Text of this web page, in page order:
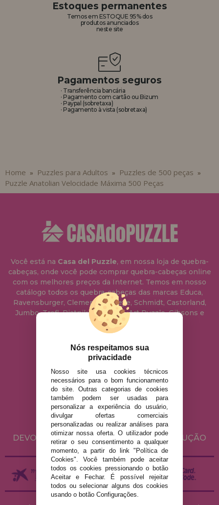
Estoques permanentes
Temos em ESTOQUE 95% dos
produtos anunciados
neste site
Pagamentos seguros
· Transferência bancária
· Pagamento com cartão ou Bizum
· Paypal (sobretaxa)
· Pagamento à vista (sobretaxa)
Home » Puzzles para Adultos » Puzzles de 500 peças »
Puzzle Anatolian Velocidade Máxima 500 Peças
Você está na Casa del Puzzle, em nossa loja de quebra-
cabeças, onde você pode comprar quebra-cabeças online
com os melhores preços da Internet. Temos em nosso
catálogo todos os quebra-cabeças das marcas Educa,
Ravensburger, Clementoni, Heye, Schmidt, Castorland,
Jumbo, Trefl, Piatnik, Anatolian, Art Puzzle, Gibsons e
muito mais.
info@casadopuzzle.pt
AVISO LEGAL
POLÍTICA DE PRIVACIDADE
POLÍTICA DE COOKIES
ENVIO E DEVOLUÇÕES
DEVOLUÇÕES / DIREITO DE LIVRE RESOLUÇÃO
Nós respeitamos sua
privacidade
Nosso site usa cookies técnicos
necessários para o bom funcionamento
do site. Outras categorias de cookies
também podem ser usadas para
personalizar a experiência do usuário,
divulgar ofertas comerciais
personalizadas ou realizar análises para
otimizar nossa oferta. O utilizador pode
retirar o seu consentimento a qualquer
momento, a partir do link "Política de
Cookies". Você também pode aceitar
todos os cookies pressionando o botão
Aceitar e Fechar. É possível rejeitar
todos ou selecionar alguns dos cookies
usando o botão Configurações.